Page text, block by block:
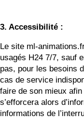
3. Accessibilité :
Le site ml-
usagés H24 7/7, sauf
pas, pour les besoins
cas de service
faire de son mieux
s’efforcera alors
informations de